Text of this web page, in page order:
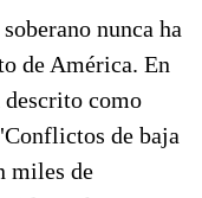
nunca ha
de América. En
descrito como
de baja
miles de